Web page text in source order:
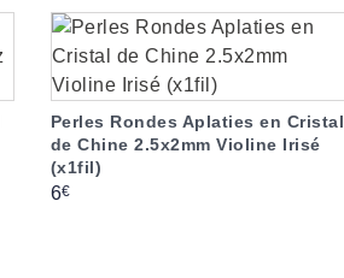
Perles Rondes Aplaties en Cristal
de Chine 2.5x2mm Violine Irisé
(x1fil)
Prix
6€